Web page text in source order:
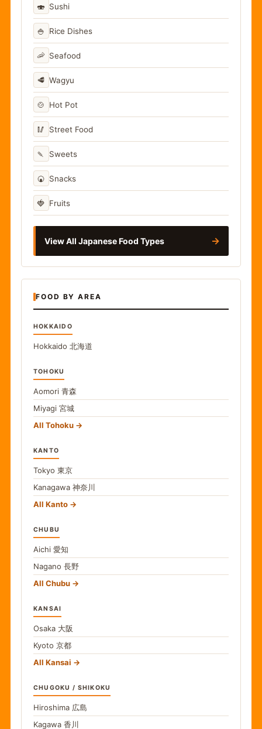
🍣 Sushi
🍚 Rice Dishes
🦐 Seafood
🥩 Wagyu
🍲 Hot Pot
🥢 Street Food
🍡 Sweets
🍘 Snacks
🍓 Fruits
View All Japanese Food Types →
FOOD BY AREA
HOKKAIDO
Hokkaido 北海道
TOHOKU
Aomori 青森
Miyagi 宮城
All Tohoku
KANTO
Tokyo 東京
Kanagawa 神奈川
All Kanto
CHUBU
Aichi 愛知
Nagano 長野
All Chubu
KANSAI
Osaka 大阪
Kyoto 京都
All Kansai
CHUGOKU / SHIKOKU
Hiroshima 広島
Kagawa 香川